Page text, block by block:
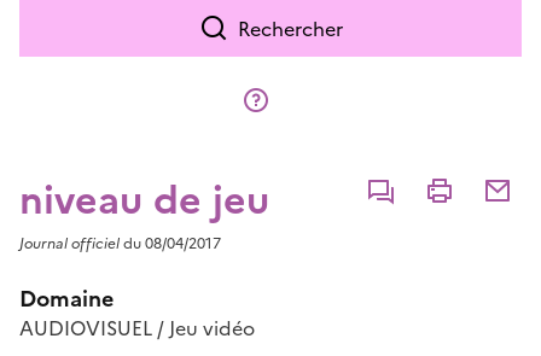
Rechercher
niveau de jeu CommenterImprimer
Journal officieldu 08/04/2017
Domaine
AUDIOVISUEL / Jeu vidéo